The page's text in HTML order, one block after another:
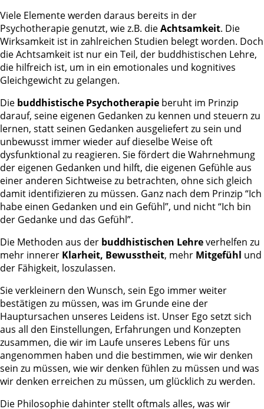
Viele Elemente werden daraus bereits in der
Psychotherapie genutzt, wie z.B. dieAchtsamkeit. Die
Wirksamkeit ist in zahlreichen Studien belegt worden. Doch
die Achtsamkeit ist nur ein Teil, der buddhistischen Lehre,
die hilfreich ist, um in ein emotionales und kognitives
Gleichgewicht zu gelangen.
Die buddhistische Psychotherapie beruht im Prinzip
darauf, seine eigenen Gedanken zu kennen und steuern zu
lernen, statt seinen Gedanken ausgeliefert zu sein und
unbewusst immer wieder auf dieselbe Weise oft
dysfunktional zu reagieren. Sie fördert die Wahrnehmung
der eigenen Gedanken und hilft, die eigenen Gefühle aus
einer anderen Sichtweise zu betrachten, ohne sich gleich
damit identifizieren zu müssen. Ganz nach dem Prinzip “Ich
habe einen Gedanken und ein Gefühl”, und nicht “Ich bin
der Gedanke und das Gefühl”.
Die Methoden aus der buddhistischen Lehreverhelfen zu
mehr innerer Klarheit, Bewusstheit, mehr Mitgefühl und
der Fähigkeit, loszulassen.
Sie verkleinern den Wunsch, sein Ego immer weiter
bestätigen zu müssen, was im Grunde eine der
Hauptursachen unseres Leidens ist. Unser Ego setzt sich
aus all den Einstellungen, Erfahrungen und Konzepten
zusammen, die wir im Laufe unseres Lebens für uns
angenommen haben und die bestimmen, wie wir denken
sein zu müssen, wie wir denken fühlen zu müssen und was
wir denken erreichen zu müssen, um glücklich zu werden.
Die Philosophie dahinter stellt oftmals alles, was wir